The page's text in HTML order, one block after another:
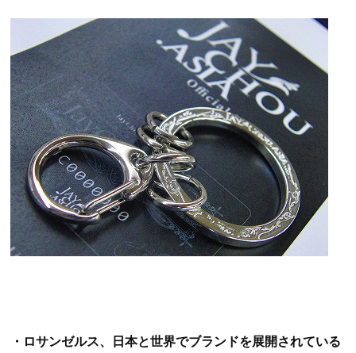
・ロサンゼルス、日本と世界でブランドを展開されている